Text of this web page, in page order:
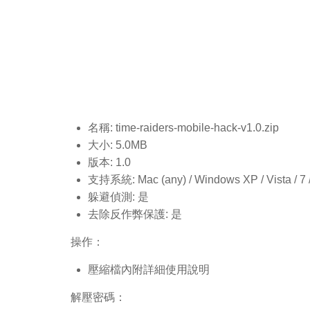
名稱: time-raiders-mobile-hack-v1.0.zip
大小: 5.0MB
版本: 1.0
支持系統: Mac (any) / Windows XP / Vista / 7
躲避偵測: 是
去除反作弊保護: 是
操作：
壓縮檔內附詳細使用說明
解壓密碼：